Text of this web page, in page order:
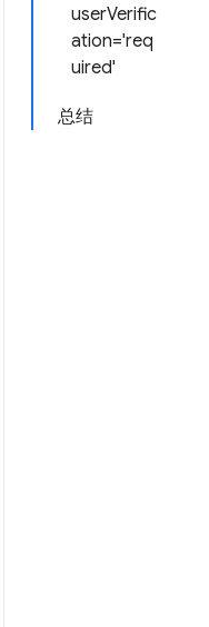
userVerific
ation='req
uired'
总结